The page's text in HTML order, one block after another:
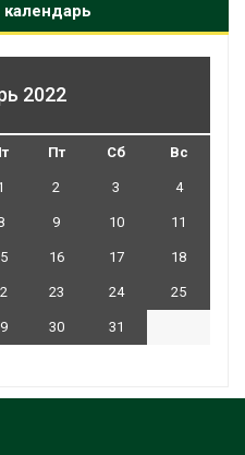
2022
Пт Сб Вс
2 3 4
9 10 11
16 17 18
23 24 25
30
31